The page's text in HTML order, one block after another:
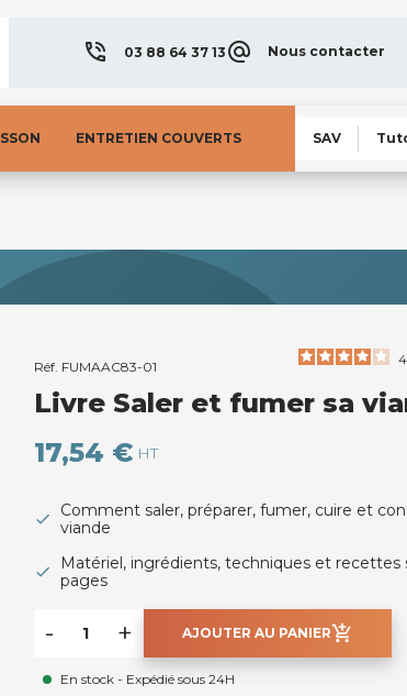
03 88 64 37 13 Nous contacter
ENTRETIEN COUVERTS SAV
Réf. FUMAAC83-01 4
Livre Saler et fumer sa
17,54 € HT
Comment saler, préparer, fumer, cuire et
viande
Matériel, ingrédients, techniques et recettes
pages
- + AJOUTER AU PANIERadd_shopping_cart
En stock - Expédié sous 24H